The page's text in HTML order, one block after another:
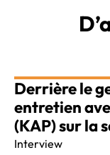
Derrière le
entretien
(KAP) sur la
Interview